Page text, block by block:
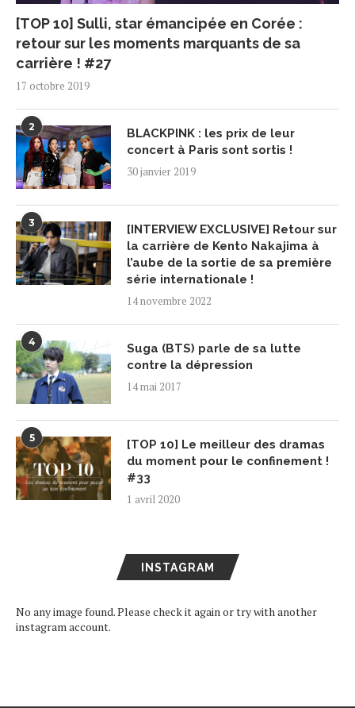
[TOP 10] Sulli, star émancipée en Corée :
retour sur les moments marquants de sa
carrière ! #27
17 octobre 2019
2
BLACKPINK : les prix de leur
concert à Paris sont sortis !
30 janvier 2019
3
[INTERVIEW EXCLUSIVE] Retour sur
la carrière de Kento Nakajima à
l’aube de la sortie de sa première
série internationale !
14 novembre 2022
4
Suga (BTS) parle de sa lutte
contre la dépression
14 mai 2017
5
[TOP 10] Le meilleur des dramas
du moment pour le confinement !
#33
1 avril 2020
INSTAGRAM
No any image found. Please check it again or try with another
instagram account.